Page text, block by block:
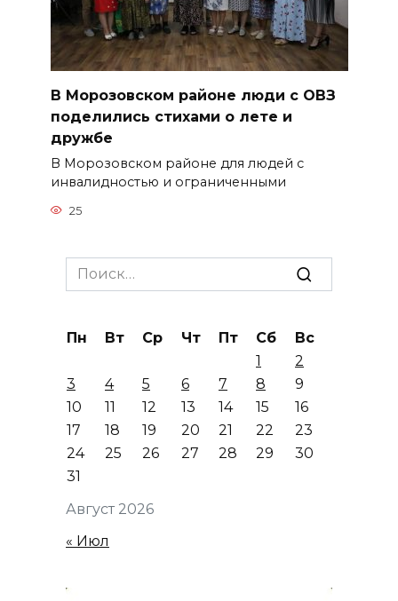
В Морозовском районе люди с ОВЗ
поделились стихами о лете и
дружбе
В Морозовском районе для людей с
инвалидностью и ограниченными
25
Search
for:
Август 2026
Пн Вт Ср Чт Пт Сб
Вс
1
2
3
4 5 6 7 8
9
10
11 12 13 14 15
16
17
18 19 20 21 22
23
24
25 26 27 28 29
30
31
« Июл